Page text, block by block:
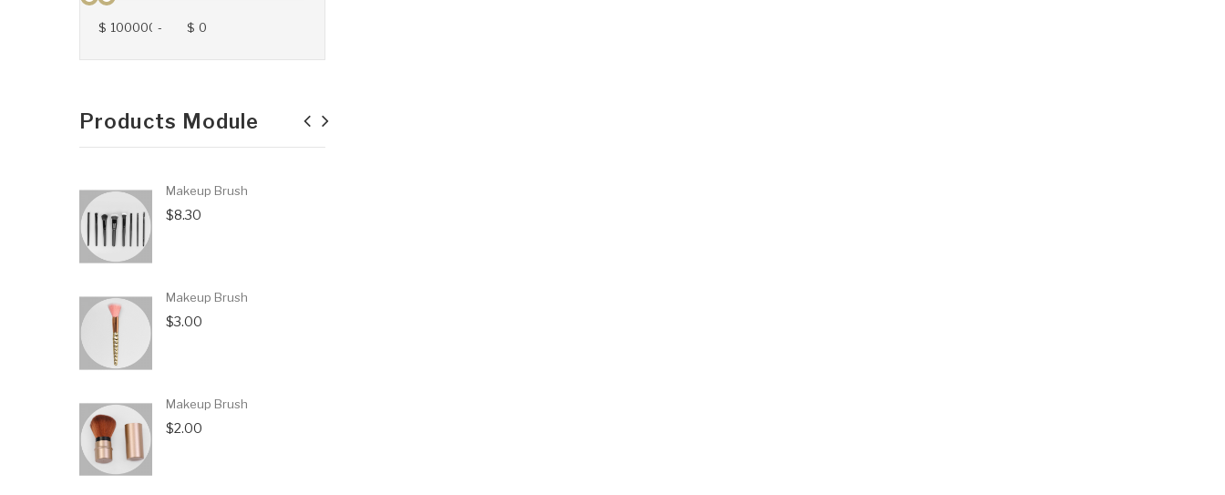
$ - $
Products Module
Makeup Brush
$8.30
Makeup Brush
$3.00
Makeup Brush
$2.00